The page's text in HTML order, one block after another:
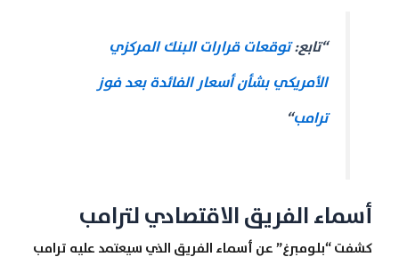
“تابع:توقعات قرارات البنك المركزي
الأمريكي بشأن أسعار الفائدة بعد فوز
ترامب“
أسماء الفريق الاقتصادي لترامب
كشفت “بلومبرغ” عن أسماء الفريق الذي سيعتمد عليه ترامب